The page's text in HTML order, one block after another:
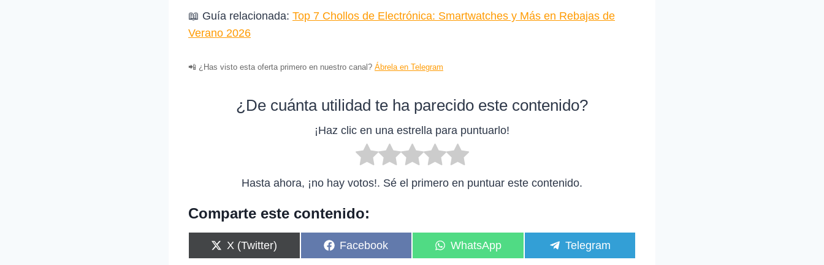
📖 Guía relacionada: Top 7 Chollos de Electrónica: Smartwatches y Más en Rebajas de
Verano 2026
📲 ¿Has visto esta oferta primero en nuestro canal? Ábrela en Telegram
¿De cuánta utilidad te ha parecido este contenido?
¡Haz clic en una estrella para puntuarlo!
Hasta ahora, ¡no hay votos!. Sé el primero en puntuar este contenido.
Comparte este contenido:
C
o
X (Twitter)
C
o
Facebook
C
o
WhatsApp
C
o
Telegram